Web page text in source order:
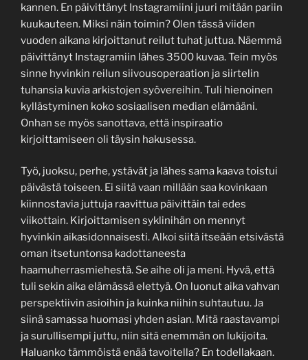
kannen. En päivittänyt Instagramiini juuri mitään pariin
kuukauteen. Miksi näin toimin? Olen tässä viiden
vuoden aikana kirjoittanut reilut tuhat juttua. Näemmä
päivittänyt Instagramiin lähes 3500 kuvaa. Tein myös
sinne hyvinkin reilun siivousoperaation ja siirtelin
tuhansia kuvia arkistojen syövereihin. Tuli hienoinen
kyllästyminen koko sosiaalisen median elämääni.
Onhan se myös sanottava, että inspiraatio
kirjoittamiseen oli täysin hakusessa.
Työ, juoksu, perhe, ystävät ja lähes sama kaava toistui
päivästä toiseen. Ei siitä vaan millään saa kovinkaan
kiinnostavia juttuja raavittua päivittäin tai edes
viikottain. Kirjoittamisen syklinihän on mennyt
hyvinkin aikasidonnaisesti. Alkoi siitä itseään etsivästä
oman itsetuntonsa kadottaneesta
haamuherrasmiehestä. Se aihe oli ja meni. Hyvä, että
tuli sekin aika elämässä elettyä. On luonut aika vahvan
perspektiivin asioihin ja kuinka niihin suhtautuu. Ja
siinä samassa huomasi yhden asian. Mitä raastavampi
ja surullisempi juttu, niin sitä enemmän on lukijoita.
Haluanko tämmöistä enää tavoitella? En todellakaan.